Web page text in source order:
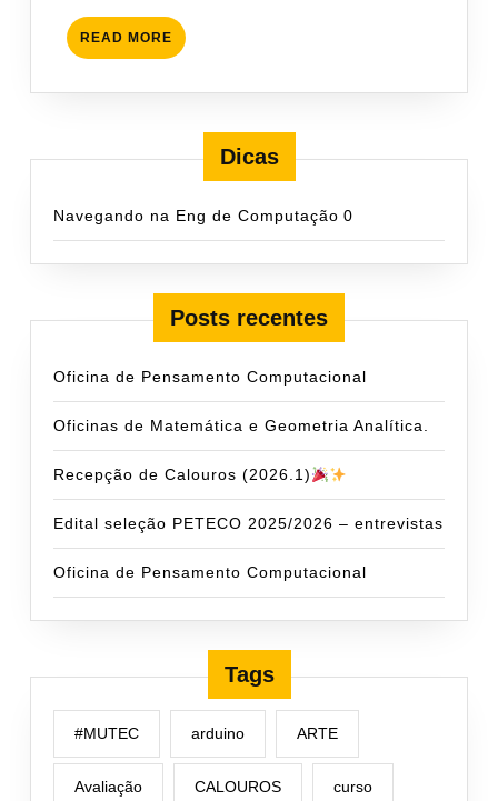
READ MORE READ
MORE
Dicas
Navegando na Eng de Computação 0
Posts recentes
Oficina de Pensamento Computacional
Oficinas de Matemática e Geometria Analítica.
Recepção de Calouros (2026.1)
Edital seleção PETECO 2025/2026 – entrevistas
Oficina de Pensamento Computacional
Tags
#MUTEC arduino ARTE
Avaliação CALOUROS curso